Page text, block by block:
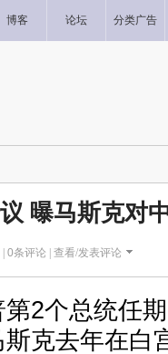
博客 论坛 分类广告
曝马斯克对
0条评论 | 查看/发表评论
2个总统任
克去年在白